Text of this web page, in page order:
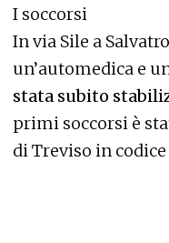
I soccorsi
In via Sile a
un’automedica e
stata subito
primi soccorsi è
di Treviso in